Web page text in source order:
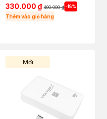
330.000 ₫ 400.000₫-18%
Thêm vào giỏ hàng
Mới